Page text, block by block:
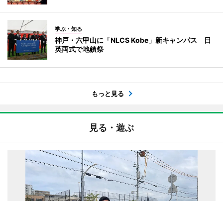
学ぶ・知る
神戸・六甲山に「NLCS Kobe」新キャンパス 日
英両式で地鎮祭
もっと見る
見る・遊ぶ